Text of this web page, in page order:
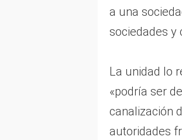
a una
sociedades y
La unidad lo
«podría ser
canalización
autoridades